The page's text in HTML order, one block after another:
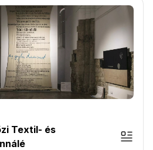
Textil- és